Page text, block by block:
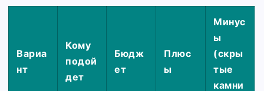
Вариа
нт
Кому
подой
дет
Бюдж
ет
Плюс
ы
Минус
ы
(скры
тые
камни